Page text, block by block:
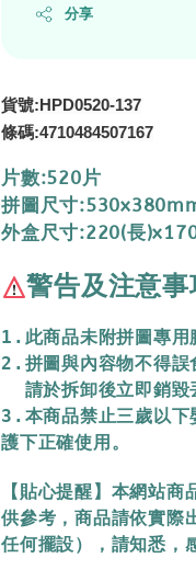
分享
貨號:HPD0520-137
條碼:4710484507167
片數:520片
拼圖尺寸
外盒尺寸:220(長
警告及注意事
1.此商品未附拼圖專用
2.拼圖與內容物不得誤
請於拆卸後立即銷毀
3.本商品禁止三歲以下
護下正確使用。
【貼心提醒】本網站
供參考，商品請依實際
任何擺設），請知悉，